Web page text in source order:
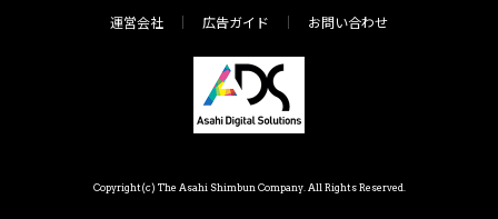
運営会社 広告ガイド お問い合わせ
Copyright(c) The Asahi Shimbun Company. All Rights Reserved.